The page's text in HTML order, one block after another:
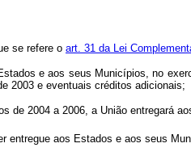
se refere o art. 31 da Lei
e aos seus Municípios, no
2003 e eventuais créditos adicionais;
2004 a 2006, a União entregará
aos Estados e aos seus